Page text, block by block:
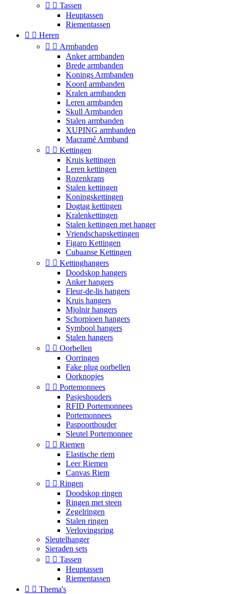
  Tassen
Heuptassen
Riementassen
  Heren
  Armbanden
Anker armbanden
Brede armbanden
Konings Armbanden
Koord armbanden
Kralen armbanden
Leren armbanden
Skull Armbanden
Stalen armbanden
XUPING armbanden
Macramé Armband
  Kettingen
Kruis kettingen
Leren kettingen
Rozenkrans
Stalen kettingen
Koningskettingen
Dogtag kettingen
Kralenkettingen
Stalen kettingen met hanger
Vriendschapskettingen
Figaro Kettingen
Cubaanse Kettingen
  Kettinghangers
Doodskop hangers
Anker hangers
Fleur-de-lis hangers
Kruis hangers
Mjolnir hangers
Schorpioen hangers
Symbool hangers
Stalen hangers
  Oorbellen
Oorringen
Fake plug oorbellen
Oorknopjes
  Portemonnees
Pasjeshouders
RFID Portemonnees
Portemonnees
Paspoorthouder
Sleutel Portemonnee
  Riemen
Elastische riem
Leer Riemen
Canvas Riem
  Ringen
Doodskop ringen
Ringen met steen
Zegelringen
Stalen ringen
Verlovingsring
Sleutelhanger
Sieraden sets
  Tassen
Heuptassen
Riementassen
  Thema's